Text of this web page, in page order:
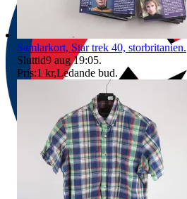
Samlarkort, Star trek 40, storbritanien.
Sluttid9 aug 19:05.
Pris:1 kr,Ledande bud.